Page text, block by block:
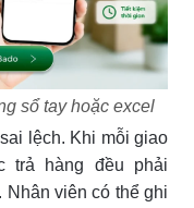
sổ tay hoặc excel
lệch. Khi mỗi giao
trả hàng đều phải
Nhân viên có thể ghi